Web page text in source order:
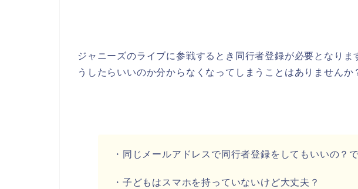
ジャニーズのライブに参戦するとき同行者登録が必要となり
うしたらいいのか分からなくなってしまうことはありませんか
・同じメールアドレスで同行者登録をしてもいいの？
・子どもはスマホを持っていないけど大丈夫？